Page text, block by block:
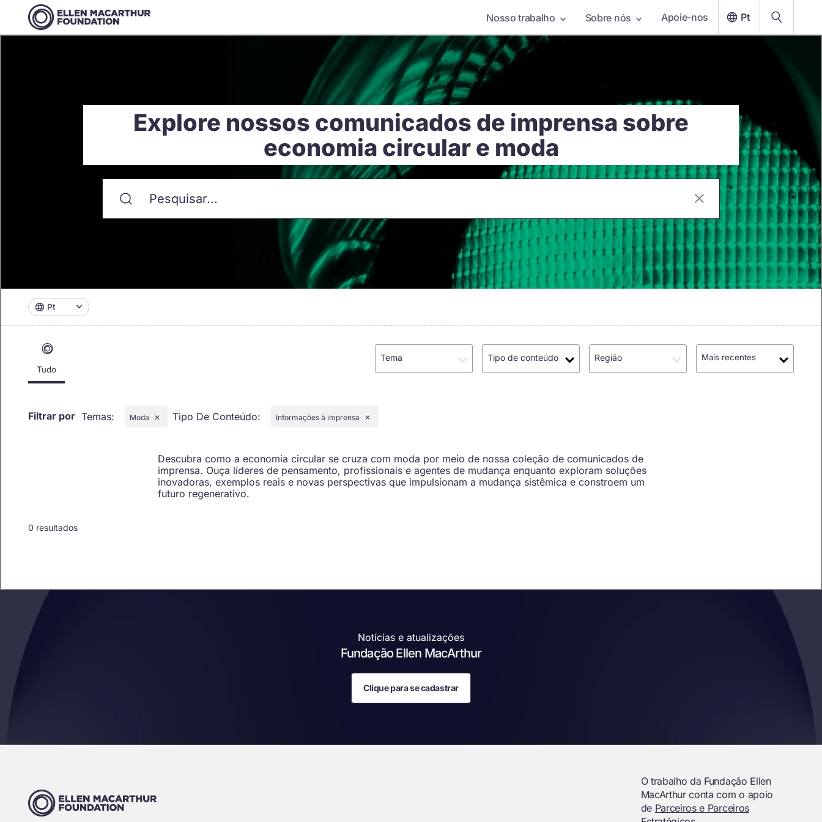
Nosso trabalho Sobre nós Apoie-nos Pt
Explore nossos comunicados de imprensa sobre
economia circular e moda
Pt
Tudo
Tema Tipo de conteúdo Região Mais recentes
Filtrar por Temas: Moda ✕ Tipo De Conteúdo: Informações à imprensa ✕
Descubra como a economia circular se cruza com moda por meio de nossa coleção de comunicados de
imprensa. Ouça líderes de pensamento, profissionais e agentes de mudança enquanto exploram soluções
inovadoras, exemplos reais e novas perspectivas que impulsionam a mudança sistêmica e constroem um
futuro regenerativo.
0 resultados
Notícias e atualizações
Fundação Ellen MacArthur
Clique para se cadastrar
O trabalho da Fundação Ellen
MacArthur conta com o apoio
de Parceiros e Parceiros